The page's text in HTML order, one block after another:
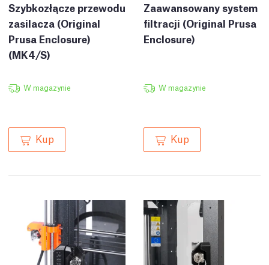
Szybkozłącze przewodu
zasilacza (Original
Prusa Enclosure)
(MK4/S)
W magazynie
Kup
Zaawansowany system
filtracji (Original Prusa
Enclosure)
W magazynie
Kup